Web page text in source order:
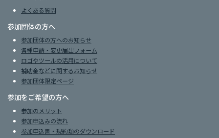
よくある質問
参加団体の方へ
参加団体の方へのお知らせ
各種申請・変更届出フォーム
ロゴやツールの活用について
補助金などに関するお知らせ
参加団体限定ページ
参加をご希望の方へ
参加のメリット
参加申込みの流れ
参加申込書・規約類のダウンロード